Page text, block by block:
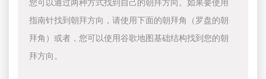
指南针找到朝拜方向，请使用下面的朝拜角（罗盘的朝
拜角）或者，您可以使用谷歌地图基础结构找到您的朝
拜方向。